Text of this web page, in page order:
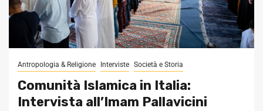
Antropologia & Religione Interviste Società e Storia
Comunità Islamica in Italia:
Intervista all’Imam Pallavicini